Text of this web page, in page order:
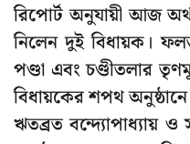
রিপোর্ট অনুযায়ী আজ
নিলেন দুই বিধায়ক।
পণ্ডা এবং চণ্ডীতলার
বিধায়কের শপথ
ঋতব্রত বন্দ্যোপাধ্যায়